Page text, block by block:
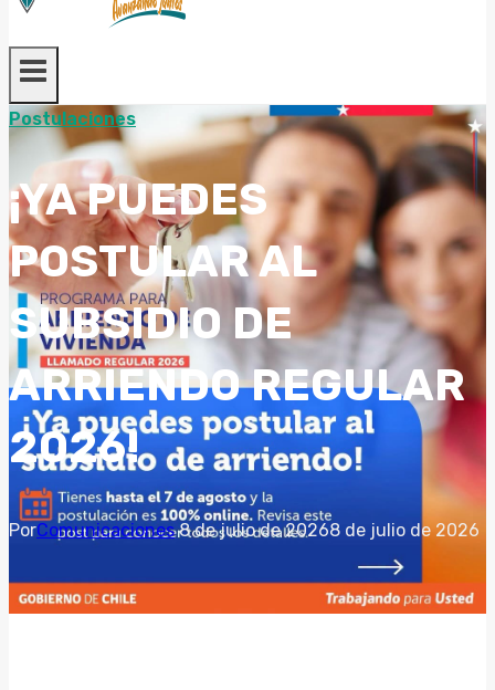
Postulaciones
¡YA PUEDES
POSTULAR AL
SUBSIDIO DE
ARRIENDO REGULAR
2026!
PorComunicaciones 8 de julio de 20268 de julio de 2026